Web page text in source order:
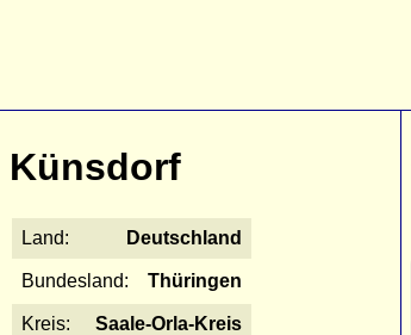
Künsdorf
Land: Deutschland
Bundesland: Thüringen
Kreis: Saale-Orla-Kreis